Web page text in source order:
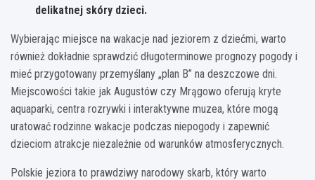
delikatnej skóry dzieci.
Wybierając miejsce na wakacje nad jeziorem z dziećmi, warto
również dokładnie sprawdzić długoterminowe prognozy pogody i
mieć przygotowany przemyślany „plan B” na deszczowe dni.
Miejscowości takie jak Augustów czy Mrągowo oferują kryte
aquaparki, centra rozrywki i interaktywne muzea, które mogą
uratować rodzinne wakacje podczas niepogody i zapewnić
dzieciom atrakcje niezależnie od warunków atmosferycznych.
Polskie jeziora to prawdziwy narodowy skarb, który warto